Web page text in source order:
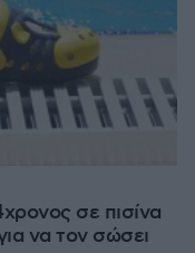
σε πισίνα
να τον σώσει